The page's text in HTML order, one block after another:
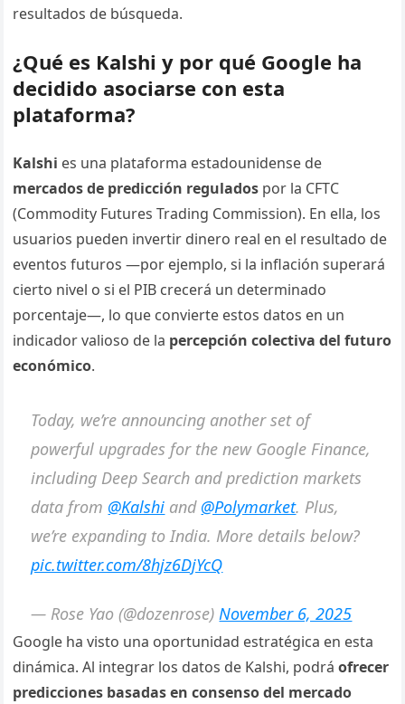
resultados de búsqueda.
¿Qué es Kalshi y por qué Google ha
decidido asociarse con esta
plataforma?
Kalshi es una plataforma estadounidense de
mercados de predicción regulados por la CFTC
(Commodity Futures Trading Commission). En ella, los
usuarios pueden invertir dinero real en el resultado de
eventos futuros —por ejemplo, si la inflación superará
cierto nivel o si el PIB crecerá un determinado
porcentaje—, lo que convierte estos datos en un
indicador valioso de la percepción colectiva del futuro
económico.
Today, we’re announcing another set of
powerful upgrades for the new Google Finance,
including Deep Search and prediction markets
data from @Kalshi and @Polymarket. Plus,
we’re expanding to India. More details below?
pic.twitter.com/8hjz6DjYcQ
— Rose Yao (@dozenrose) November 6, 2025
Google ha visto una oportunidad estratégica en esta
dinámica. Al integrar los datos de Kalshi, podráofrecer
predicciones basadas en consenso del mercado